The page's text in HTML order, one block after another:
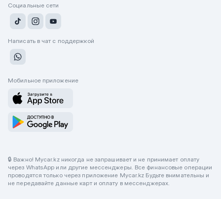
Социальные сети
Написать в чат с поддержкой
Мобильное приложение
🔒 Важно! Mycar.kz никогда не запрашивает и не принимает оплату
через WhatsApp или другие мессенджеры. Все финансовые операции
проводятся только через приложение Mycar.kz Будьте внимательны и
не передавайте данные карт и оплату в мессенджерах.